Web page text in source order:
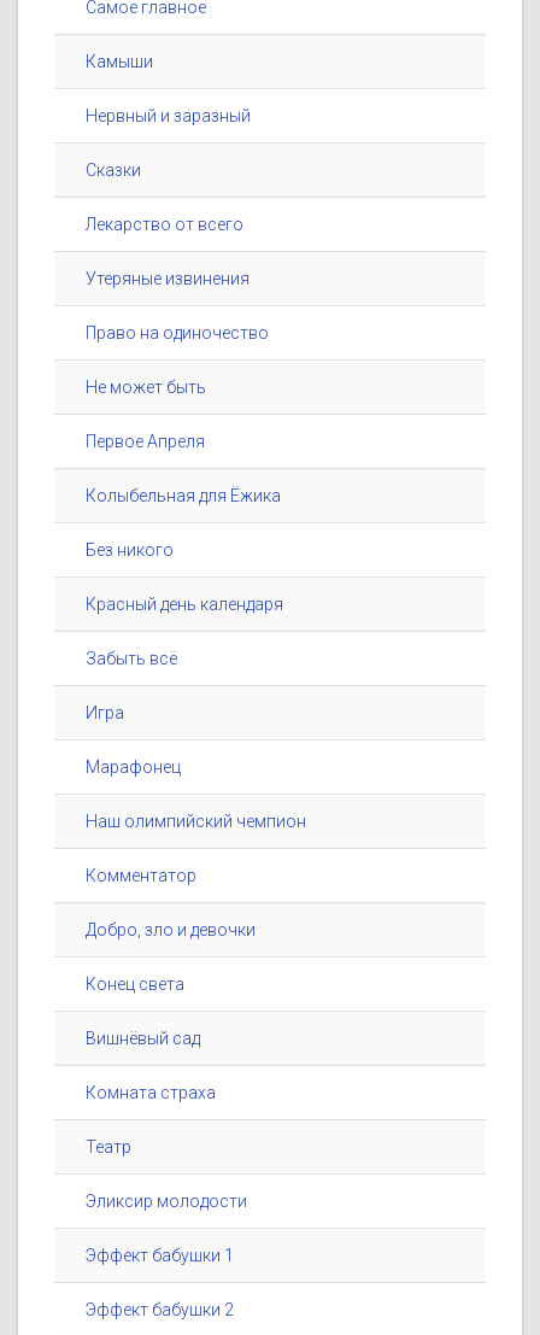
Самое главное
Камыши
Нервный и заразный
Сказки
Лекарство от всего
Утеряные извинения
Право на одиночество
Не может быть
Первое Апреля
Колыбельная для Ёжика
Без никого
Красный день календаря
Забыть всё
Игра
Марафонец
Наш олимпийский чемпион
Комментатор
Добро, зло и девочки
Конец света
Вишнёвый сад
Комната страха
Театр
Эликсир молодости
Эффект бабушки 1
Эффект бабушки 2